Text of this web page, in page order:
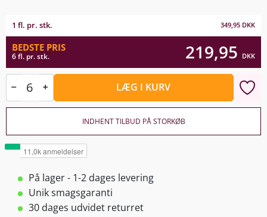
1 fl. pr. stk. 349,95 DKK
BEDSTE PRIS
6 fl. pr. stk. 219,95 DKK
LÆG I KURV
INDHENT TILBUD PÅ STORKØB
På lager - 1-2 dages levering
Unik smagsgaranti
30 dages udvidet returret